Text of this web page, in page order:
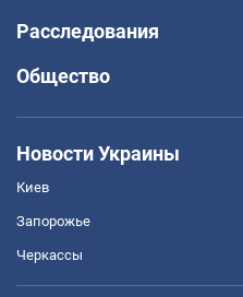
Расследования
Общество
Новости Украины
Киев
Запорожье
Черкассы